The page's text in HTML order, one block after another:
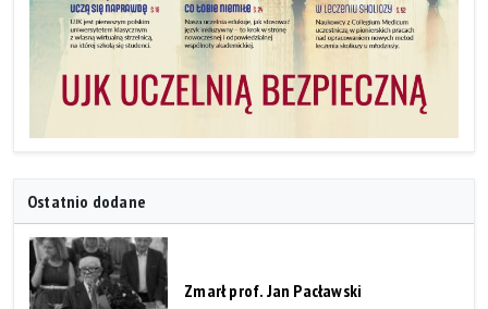
Ostatnio dodane
Zmarł prof. Jan Pacławski